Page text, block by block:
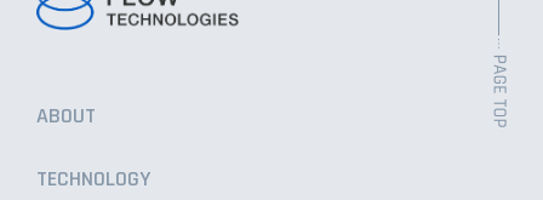
ABOUT
TECHNOLOGY